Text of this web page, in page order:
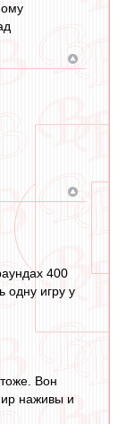
400
одну игру у
Вон
наживы и